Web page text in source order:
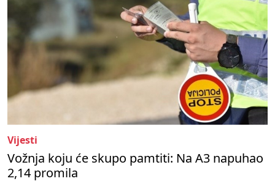
Vijesti
Vožnja koju će skupo pamtiti: Na A3 napuhao
2,14 promila